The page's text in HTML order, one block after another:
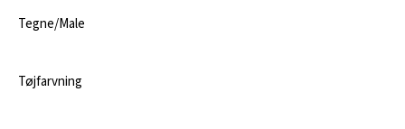
Tegne/Male
Tøjfarvning